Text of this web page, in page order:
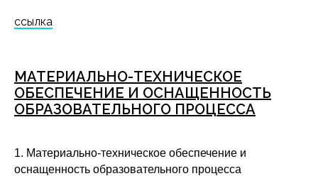
ссылка
МАТЕРИАЛЬНО-ТЕХНИЧЕСКОЕ
ОБЕСПЕЧЕНИЕ И ОСНАЩЕННОСТЬ
ОБРАЗОВАТЕЛЬНОГО ПРОЦЕССА
1. Материально-техническое обеспечение и
оснащенность образовательного процесса